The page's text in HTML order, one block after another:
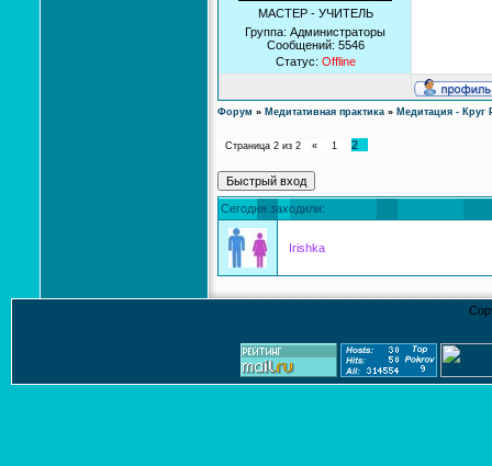
МАСТЕР - УЧИТЕЛЬ
Группа: Администраторы
Сообщений: 5546
Статус: Offline
Форум » Медитативная практика » Медитация - Круг
Страница 2 из 2 « 1 2
Сегодня заходили:
Irishka